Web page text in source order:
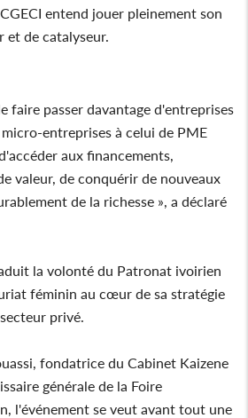
entend jouer pleinement son
et de catalyseur.
faire passer davantage d'entreprises
entreprises à celui de PME
aux financements,
valeur, de conquérir de nouveaux
de la richesse », a déclaré
la volonté du Patronat ivoirien
féminin au cœur de sa stratégie
privé.
fondatrice du Cabinet Kaizene
générale de la Foire
l'événement se veut avant tout une